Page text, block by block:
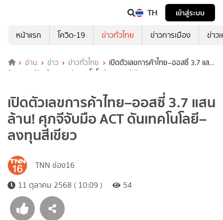
TH
เข้าสู่ระบบ
หน้าแรก
โควิด-19 ข่าวทั่วไทย ข่าวการเมือง ข่าว
อ่าน ข่าว ข่าวทั่วไทย
เปิดตัวเลขการค้าไทย–ออสซี่ 3.7 แสน
ล้าน! ศุภจีจับมือ ACT ดันเทคโนโลยี–ลงทุนสีเขียว
เปิดตัวเลขการค้าไทย–ออสซี่ 3.7 แสน
ล้าน! ศุภจีจับมือ ACT ดันเทคโนโลยี–
ลงทุนสีเขียว
TNN ช่อง16
11 ตุลาคม 2568 ( 10:09 )
54